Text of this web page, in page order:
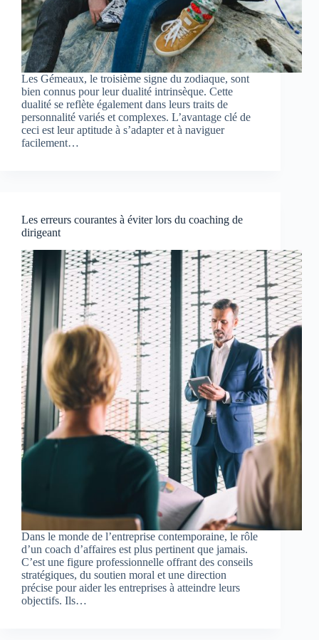
Les Gémeaux, le troisième signe du zodiaque, sont
bien connus pour leur dualité intrinsèque. Cette
dualité se reflète également dans leurs traits de
personnalité variés et complexes. L’avantage clé de
ceci est leur aptitude à s’adapter et à naviguer
facilement…
Les erreurs courantes à éviter lors du coaching de
dirigeant
Dans le monde de l’entreprise contemporaine, le rôle
d’un coach d’affaires est plus pertinent que jamais.
C’est une figure professionnelle offrant des conseils
stratégiques, du soutien moral et une direction
précise pour aider les entreprises à atteindre leurs
objectifs. Ils…